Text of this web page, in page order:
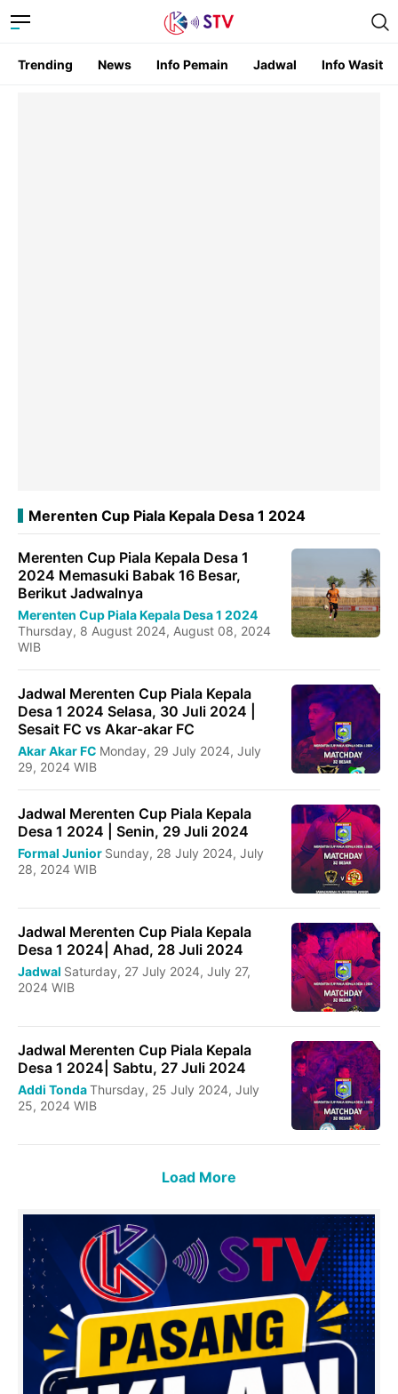
Trending News Info Pemain Jadwal Info Wasit
Merenten Cup Piala Kepala Desa 1 2024
Merenten Cup Piala Kepala Desa 1
2024 Memasuki Babak 16 Besar,
Berikut Jadwalnya
Merenten Cup Piala Kepala Desa 1 2024
Thursday, 8 August 2024, August 08, 2024
WIB
Jadwal Merenten Cup Piala Kepala
Desa 1 2024 Selasa, 30 Juli 2024 |
Sesait FC vs Akar-akar FC
Akar Akar FC Monday, 29 July 2024, July
29, 2024 WIB
Jadwal Merenten Cup Piala Kepala
Desa 1 2024 | Senin, 29 Juli 2024
Formal Junior Sunday, 28 July 2024, July
28, 2024 WIB
Jadwal Merenten Cup Piala Kepala
Desa 1 2024| Ahad, 28 Juli 2024
Jadwal Saturday, 27 July 2024, July 27,
2024 WIB
Jadwal Merenten Cup Piala Kepala
Desa 1 2024| Sabtu, 27 Juli 2024
Addi TondaThursday, 25 July 2024, July
25, 2024 WIB
Load More